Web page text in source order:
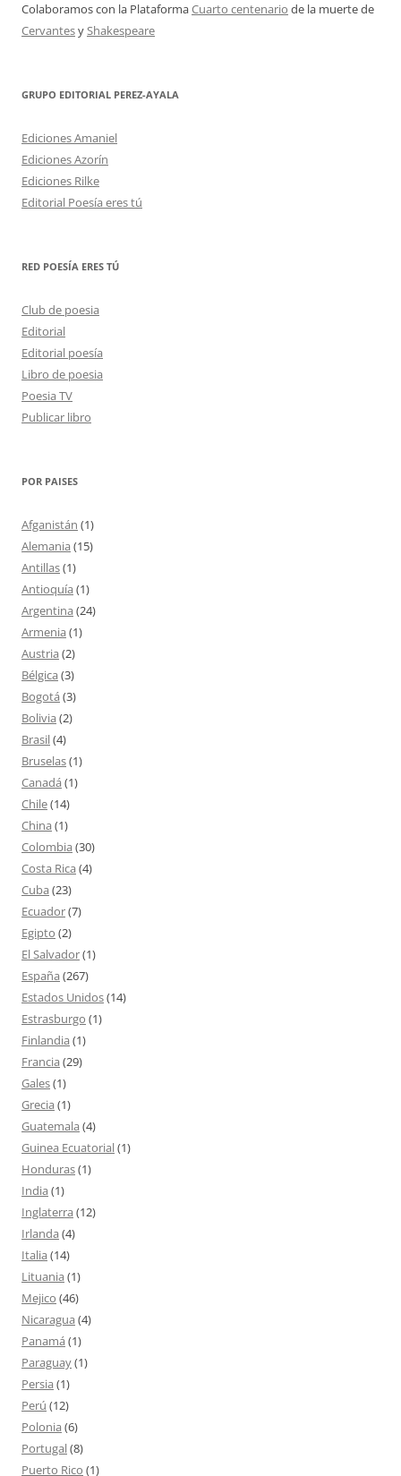
Colaboramos con la PlataformaCuarto centenario de la muerte de
CervantesyShakespeare
GRUPO EDITORIAL PEREZ-AYALA
Ediciones Amaniel
Ediciones Azorín
Ediciones Rilke
Editorial Poesía eres tú
RED POESÍA ERES TÚ
Club de poesia
Editorial
Editorial poesía
Libro de poesia
Poesia TV
Publicar libro
POR PAISES
Afganistán (1)
Alemania (15)
Antillas(1)
Antioquía (1)
Argentina (24)
Armenia (1)
Austria (2)
Bélgica (3)
Bogotá (3)
Bolivia (2)
Brasil(4)
Bruselas(1)
Canadá (1)
Chile(14)
China (1)
Colombia (30)
Costa Rica (4)
Cuba (23)
Ecuador(7)
Egipto (2)
El Salvador(1)
España (267)
Estados Unidos(14)
Estrasburgo (1)
Finlandia (1)
Francia (29)
Gales(1)
Grecia (1)
Guatemala (4)
Guinea Ecuatorial(1)
Honduras(1)
India (1)
Inglaterra (12)
Irlanda (4)
Italia (14)
Lituania (1)
Mejico (46)
Nicaragua (4)
Panamá (1)
Paraguay(1)
Persia (1)
Perú (12)
Polonia (6)
Portugal(8)
Puerto Rico (1)